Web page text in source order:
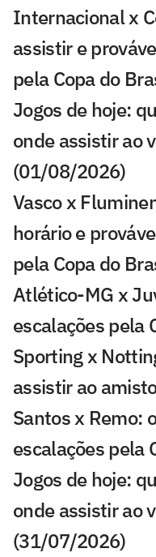
Internacional x
assistir e
pela Copa do
Jogos de hoje:
onde assistir ao
(01/08/2026)
Vasco x
horário e
pela Copa do
Atlético-MG x
escalações pela
Sporting x
assistir ao
Santos x Remo:
escalações pela
Jogos de hoje:
onde assistir ao
(31/07/2026)